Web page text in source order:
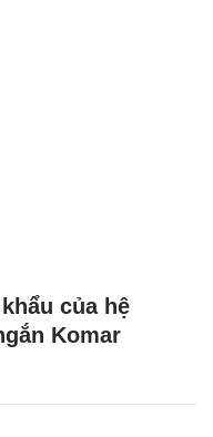
của hệ
Komar